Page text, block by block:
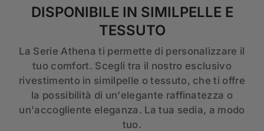
DISPONIBILE IN SIMILPELLE E
TESSUTO
La Serie Athena ti permette di personalizzare il
tuo comfort. Scegli tra il nostro esclusivo
rivestimento in similpelle o tessuto, che ti offre
la possibilità di un'elegante raffinatezza o
un'accogliente eleganza. La tua sedia, a modo
tuo.